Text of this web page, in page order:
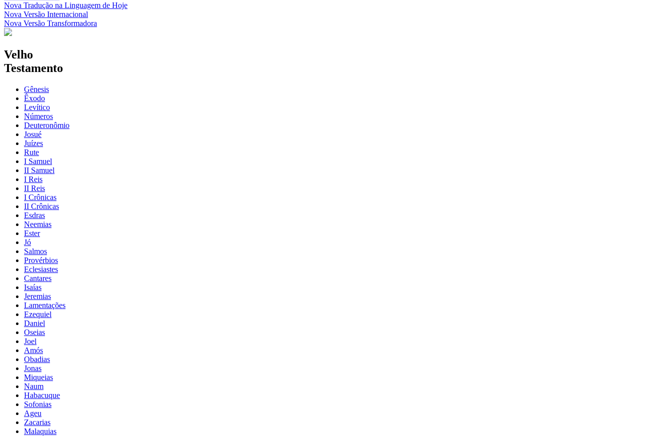
Nova Tradução na Linguagem de Hoje
Nova Versão Internacional
Nova Versão Transformadora
Velho
Testamento
Gênesis
Êxodo
Levítico
Números
Deuteronômio
Josué
Juízes
Rute
I Samuel
II Samuel
I Reis
II Reis
I Crônicas
II Crônicas
Esdras
Neemias
Ester
Jó
Salmos
Provérbios
Eclesiastes
Cantares
Isaías
Jeremias
Lamentações
Ezequiel
Daniel
Oseias
Joel
Amós
Obadias
Jonas
Miqueias
Naum
Habacuque
Sofonias
Ageu
Zacarias
Malaquias